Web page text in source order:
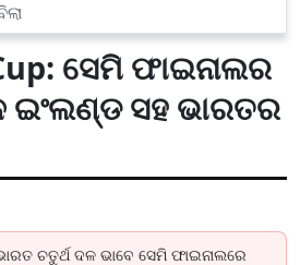
ସେମି ଫାଇନାଲର
ଇଂଲଣ୍ଡ ସହ ଭାରତର
ଚତୁର୍ଥ ଦଳ ଭାବେ ସେମି ଫାଇନାଲରେ